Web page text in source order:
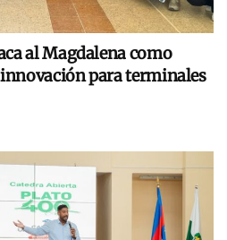
al Magdalena como
para terminales